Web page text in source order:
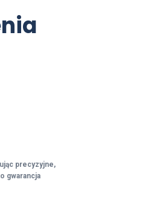
precyzyjne,
gwarancja